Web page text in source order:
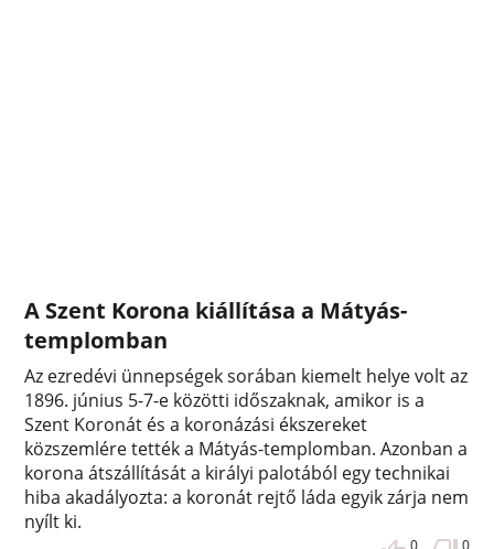
A Szent Korona kiállítása a Mátyás-
templomban
Az ezredévi ünnepségek sorában kiemelt helye volt az
1896. június 5-7-e közötti időszaknak, amikor is a
Szent Koronát és a koronázási ékszereket
közszemlére tették a Mátyás-templomban. Azonban a
korona átszállítását a királyi palotából egy technikai
hiba akadályozta: a koronát rejtő láda egyik zárja nem
nyílt ki.
0 0